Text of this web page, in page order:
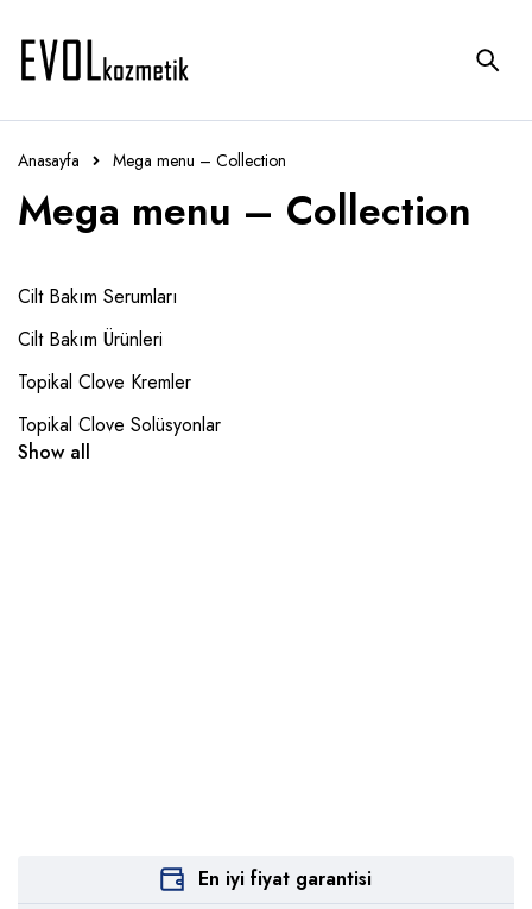
Anasayfa Mega menu – Collection
Mega menu – Collection
Cilt Bakım Serumları
Cilt Bakım Ürünleri
Topikal Clove Kremler
Topikal Clove Solüsyonlar
Show all
En iyi fiyat garantisi